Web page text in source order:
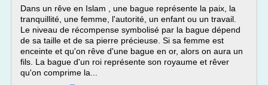
Dans un rêve en Islam , une bague représente la paix, la
tranquillité, une femme, l'autorité, un enfant ou un travail.
Le niveau de récompense symbolisé par la bague dépend
de sa taille et de sa pierre précieuse. Si sa femme est
enceinte et qu'on rêve d'une bague en or, alors on aura un
fils. La bague d'un roi représente son royaume et rêver
qu'on comprime la...